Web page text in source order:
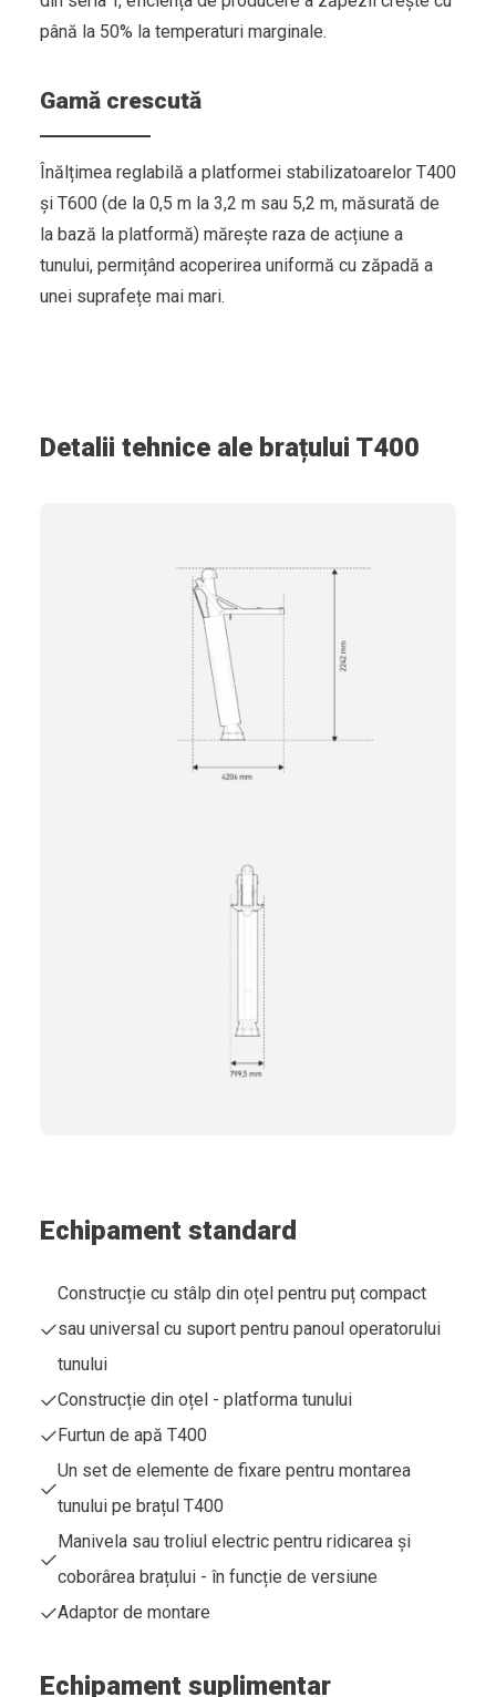
până la 50% la temperaturi marginale.
Gamă crescută
Înălțimea reglabilă a platformei stabilizatoarelor T400
și T600 (de la 0,5 m la 3,2 m sau 5,2 m, măsurată de
la bază la platformă) mărește raza de acțiune a
tunului, permițând acoperirea uniformă cu zăpadă a
unei suprafețe mai mari.
Detalii tehnice ale brațului T400
Echipament standard
Construcție cu stâlp din oțel pentru puț compact
sau universal cu suport pentru panoul operatorului
tunului
Construcție din oțel - platforma tunului
Furtun de apă T400
Un set de elemente de fixare pentru montarea
tunului pe brațul T400
Manivela sau troliul electric pentru ridicarea și
coborârea brațului - în funcție de versiune
Adaptor de montare
Echipament suplimentar